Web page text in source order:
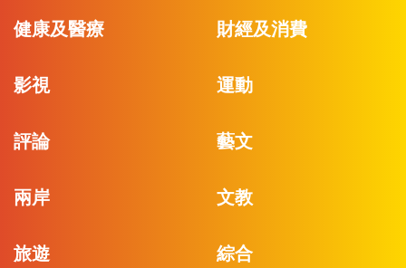
健康及醫療 財經及消費
影視 運動
評論 藝文
兩岸 文教
旅遊 綜合